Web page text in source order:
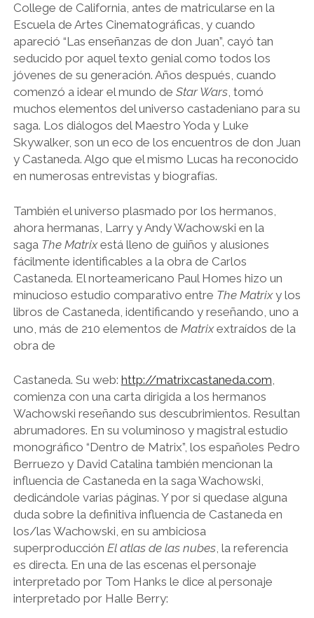
College de California, antes de matricularse en la
Escuela de Artes Cinematográficas, y cuando
apareció “Las enseñanzas de don Juan”, cayó tan
seducido por aquel texto genial como todos los
jóvenes de su generación. Años después, cuando
comenzó a idear el mundo de Star Wars, tomó
muchos elementos del universo castadeniano para su
saga. Los diálogos del Maestro Yoda y Luke
Skywalker, son un eco de los encuentros de don Juan
y Castaneda. Algo que el mismo Lucas ha reconocido
en numerosas entrevistas y biografías.
También el universo plasmado por los hermanos,
ahora hermanas, Larry y Andy Wachowski en la
saga The Matrixestá lleno de guiños y alusiones
fácilmente identificables a la obra de Carlos
Castaneda. El norteamericano Paul Homes hizo un
minucioso estudio comparativo entre The Matrixy los
libros de Castaneda, identificando y reseñando, uno a
uno, más de 210 elementos de Matrixextraídos de la
obra de
Castaneda. Su web: http://matrixcastaneda.com,
comienza con una carta dirigida a los hermanos
Wachowski reseñando sus descubrimientos. Resultan
abrumadores. En su voluminoso y magistral estudio
monográfico “Dentro de Matrix”, los españoles Pedro
Berruezo y David Catalina también mencionan la
influencia de Castaneda en la saga Wachowski,
dedicándole varias páginas. Y por si quedase alguna
duda sobre la definitiva influencia de Castaneda en
los/las Wachowski, en su ambiciosa
superproducción El atlas de las nubes, la referencia
es directa. En una de las escenas el personaje
interpretado por Tom Hanks le dice al personaje
interpretado por Halle Berry: